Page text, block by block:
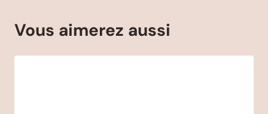
Vous aimerez aussi